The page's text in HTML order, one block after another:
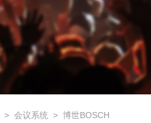
会议系统 博世BOSCH